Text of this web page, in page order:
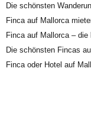
Die schönsten
Finca auf Mallorca
Finca auf Mallorca – die
Die schönsten Fincas
Finca oder Hotel auf